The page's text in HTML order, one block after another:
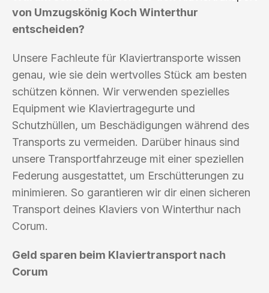
von Umzugskönig Koch Winterthur
entscheiden?
Unsere Fachleute für Klaviertransporte wissen
genau, wie sie dein wertvolles Stück am besten
schützen können. Wir verwenden spezielles
Equipment wie Klaviertragegurte und
Schutzhüllen, um Beschädigungen während des
Transports zu vermeiden. Darüber hinaus sind
unsere Transportfahrzeuge mit einer speziellen
Federung ausgestattet, um Erschütterungen zu
minimieren. So garantieren wir dir einen sicheren
Transport deines Klaviers von Winterthur nach
Corum.
Geld sparen beim Klaviertransport nach
Corum